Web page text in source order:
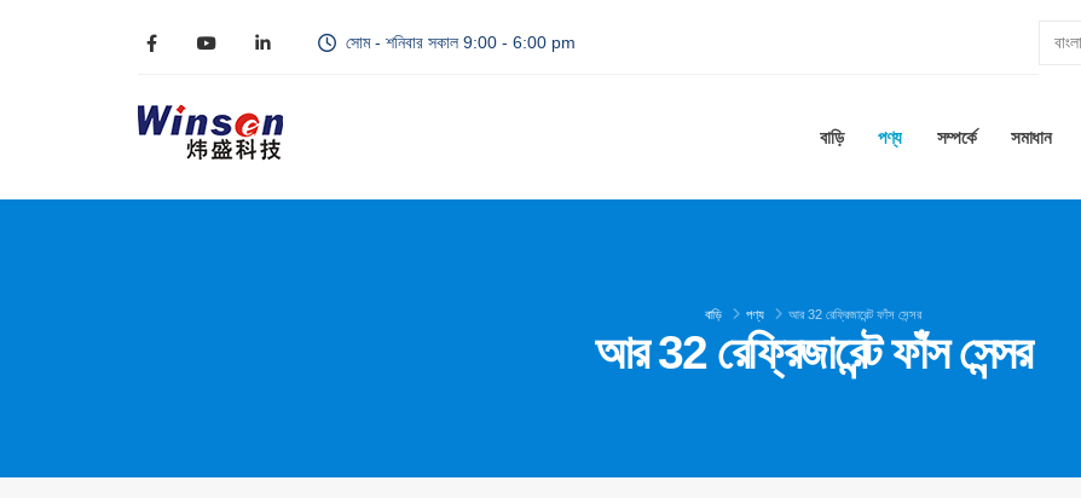
সোম - শনিবার সকাল 9:00 - 6:00 pm
বাড়ি পণ্য সম্পর্কে সমাধান
বাড়ি পণ্য আর 32 রেফ্রিজারেন্ট ফাঁস সেন্সর
আর 32 রেফ্রিজারেন্ট ফাঁস সেন্সর